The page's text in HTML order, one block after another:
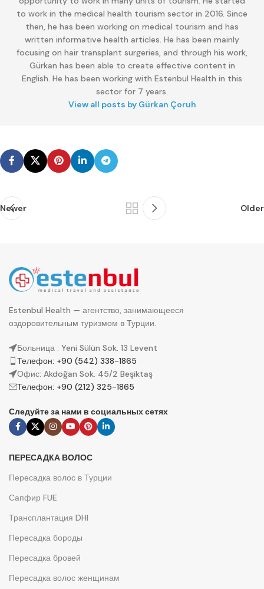
to work in the medical health tourism sector in 2016. Since
then, he has been working on medical tourism and has
written informative health articles. He has been mainly
focusing on hair transplant surgeries, and through his work,
Gürkan has been able to create effective content in
English. He has been working with Estenbul Health in this
sector for 7 years.
View all posts by Gürkan Çoruh
Newer Older
Estenbul Health — агентство, занимающееся
оздоровительным туризмом в Турции.
Больница : Yeni Sülün Sok. 13 Levent
Телефон: +90 (542) 338-1865
Офис: Akdoğan Sok. 45/2 Beşiktaş
Телефон: +90 (212) 325-1865
Следуйте за нами в социальных сетях
ПЕРЕСАДКА ВОЛОС
Пересадка волос в Турции
Сапфир FUE
Трансплантация DHI
Пересадка бороды
Пересадка бровей
Пересадка волос женщинам